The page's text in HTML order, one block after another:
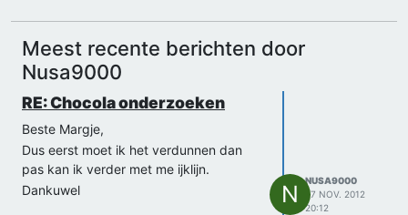
Meest recente berichten door
Nusa9000
RE: Chocola onderzoeken
Beste Margje,
Dus eerst moet ik het verdunnen dan
pas kan ik verder met me ijklijn.
Dankuwel
N
NUSA9000
27 NOV. 2012
20:12